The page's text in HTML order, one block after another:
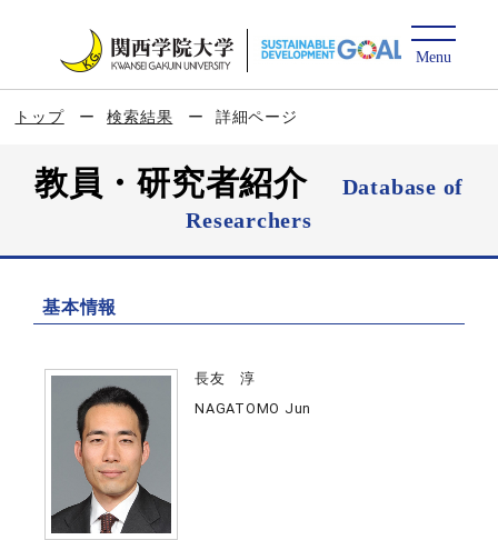
トップ 検索結果 詳細ページ
教員・研究者紹介
Database of
Researchers
基本情報
長友 淳
NAGATOMO Jun